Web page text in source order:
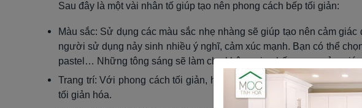
Sau đây là một vài nhân tố giúp tạo nên phong cách bếp tối giản:
Màu sắc: Sử dụng các màu sắc nhẹ nhàng sẽ giúp tạo nên cảm
người sử dụng nảy sinh nhiều ý nghĩ, cảm xúc mạnh. Bạn có thể
pastel… Những tông sáng sẽ làm cho không gian bếp mang cảm
Trang trí: Với phong cách tối giản, hạn chế các sự trang trí phức
tối giản hóa.